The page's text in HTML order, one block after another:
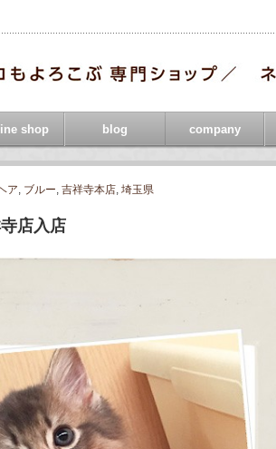
shop blog company
ア, ブルー, 吉祥寺本店, 埼玉県
店入店